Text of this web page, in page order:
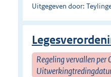
Uitgegeven door:
Regeling vervallen